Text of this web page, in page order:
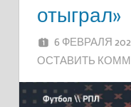
отыграл»
6 ФЕВРАЛЯ
ОСТАВИТЬ